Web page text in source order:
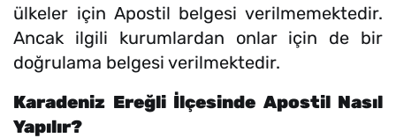
ülkeler için Apostil belgesi verilmemektedir.
Ancak ilgili kurumlardan onlar için de bir
doğrulama belgesi verilmektedir.
Karadeniz Ereğli İlçesinde Apostil Nasıl
Yapılır?